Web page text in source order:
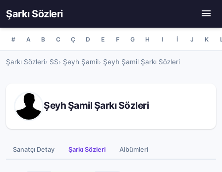
Şarkı Sözleri
# A B C Ç D E F G H I İ J K
Şarkı Sözleri SS Şeyh Şamil Şeyh Şamil Şarkı Sözleri
Şeyh Şamil Şarkı Sözleri
Sanatçı Detay Şarkı Sözleri Albümleri